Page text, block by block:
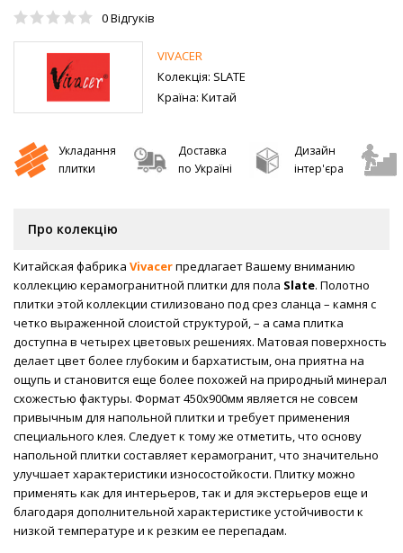
0Відгуків
VIVACER
Колекція: SLATE
Країна: Китай
Укладання
плитки
Доставка
по Україні
Дизайн
інтер'єра
Про колекцію
Китайская фабрика Vivacerпредлагает Вашему вниманию
коллекцию керамогранитной плитки для пола Slate. Полотно
плитки этой коллекции стилизовано под срез сланца – камня с
четко выраженной слоистой структурой, – а сама плитка
доступна в четырех цветовых решениях. Матовая поверхность
делает цвет более глубоким и бархатистым, она приятна на
ощупь и становится еще более похожей на природный минерал
схожестью фактуры. Формат 450х900мм является не совсем
привычным для напольной плитки и требует применения
специального клея. Следует к тому же отметить, что основу
напольной плитки составляет керамогранит, что значительно
улучшает характеристики износостойкости. Плитку можно
применять как для интерьеров, так и для экстерьеров еще и
благодаря дополнительной характеристике устойчивости к
низкой температуре и к резким ее перепадам.